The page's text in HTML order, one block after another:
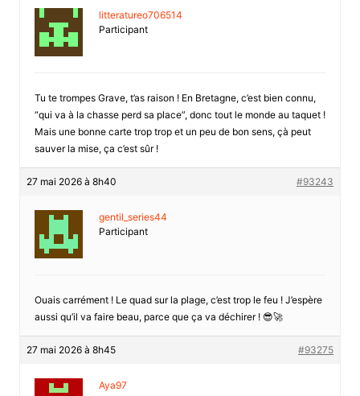
litteratureo706514
Participant
Tu te trompes Grave, t’as raison ! En Bretagne, c’est bien connu,
“qui va à la chasse perd sa place”, donc tout le monde au taquet !
Mais une bonne carte trop trop et un peu de bon sens, çà peut
sauver la mise, ça c’est sûr !
27 mai 2026 à 8h40 #93243
gentil_series44
Participant
Ouais carrément ! Le quad sur la plage, c’est trop le feu ! J’espère
aussi qu’il va faire beau, parce que ça va déchirer ! 😎🚀
27 mai 2026 à 8h45 #93275
Aya97